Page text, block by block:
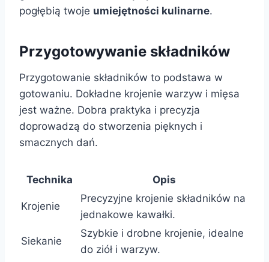
pogłębią twoje umiejętności kulinarne.
Przygotowywanie składników
Przygotowanie składników to podstawa w
gotowaniu. Dokładne krojenie warzyw i mięsa
jest ważne. Dobra praktyka i precyzja
doprowadzą do stworzenia pięknych i
smacznych dań.
Technika Opis
Krojenie
Precyzyjne krojenie składników na
jednakowe kawałki.
Siekanie
Szybkie i drobne krojenie, idealne
do ziół i warzyw.